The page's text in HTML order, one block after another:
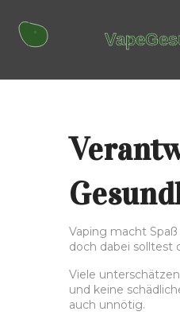
Vaping macht
doch dabei solltest
Viele
und keine
auch unnötig.